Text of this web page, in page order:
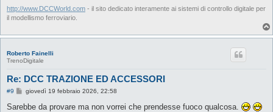
http://www.DCCWorld.com - il sito dedicato interamente ai sistemi di controllo digitale per
il modellismo ferroviario.
Roberto Fainelli
TrenoDigitale
Re: DCC TRAZIONE ED ACCESSORI
#9
M
s
giovedì 19 febbraio 2026, 22:58
Sarebbe da provare ma non vorrei che prendesse fuoco qualcosa.